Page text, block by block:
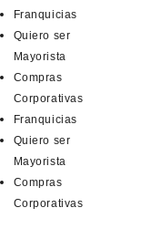
Franquicias
Quiero ser
Mayorista
Compras
Corporativas
Franquicias
Quiero ser
Mayorista
Compras
Corporativas